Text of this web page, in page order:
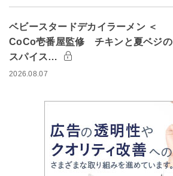
ベビースタードデカイラーメン ＜
CoCo壱番屋監修 チキンと夏ベジの
スパイス…
2026.08.07